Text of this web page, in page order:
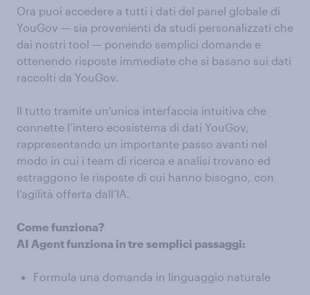
Ora puoi accedere a tutti i dati del panel globale di
YouGov — sia provenienti da studi personalizzati che
dai nostri tool — ponendo semplici domande e
ottenendo risposte immediate che si basano sui dati
raccolti da YouGov.
Il tutto tramite un’unica interfaccia intuitiva che
connette l’intero ecosistema di dati YouGov,
rappresentando un importante passo avanti nel
modo in cui i team di ricerca e analisi trovano ed
estraggono le risposte di cui hanno bisogno, con
l’agilità offerta dall’IA.
Come funziona?
AI Agent funziona in tre semplici passaggi:
Formula una domanda in linguaggio naturale